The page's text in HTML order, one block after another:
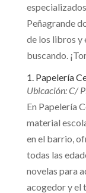
Peñagrande
de los libros y
buscando.
1. Papelería
Ubicación: C/
En Papelería
material
en el barrio,
todas las
novelas para
acogedor y el